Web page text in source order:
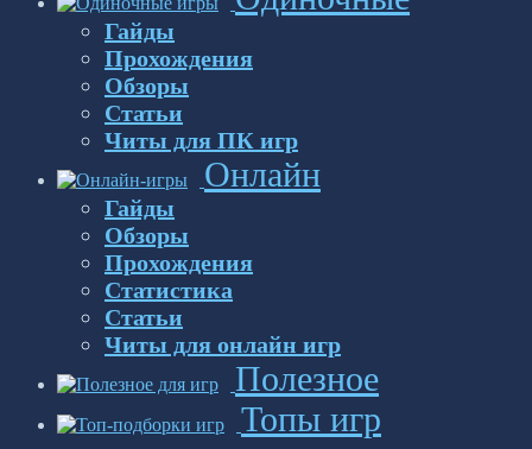
Гайды
Прохождения
Обзоры
Статьи
Читы для ПК игр
Онлайн
Гайды
Обзоры
Прохождения
Статистика
Статьи
Читы для онлайн игр
Полезное
Топы игр